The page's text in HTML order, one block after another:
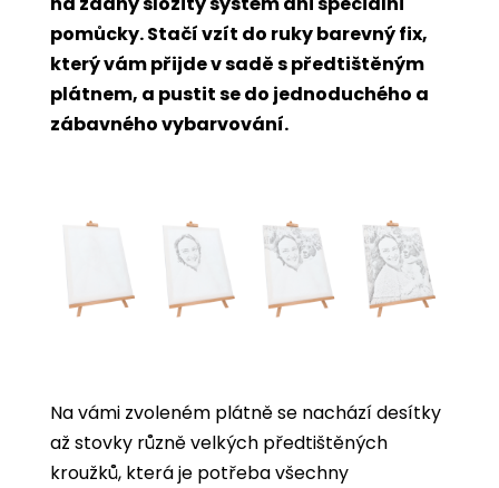
pomůcky. Stačí vzít do ruky barevný fix,
který vám přijde v sadě s předtištěným
plátnem, a pustit se do jednoduchého a
zábavného vybarvování.
Na vámi zvoleném plátně se nachází desítky
až stovky různě velkých předtištěných
kroužků, která je potřeba všechny